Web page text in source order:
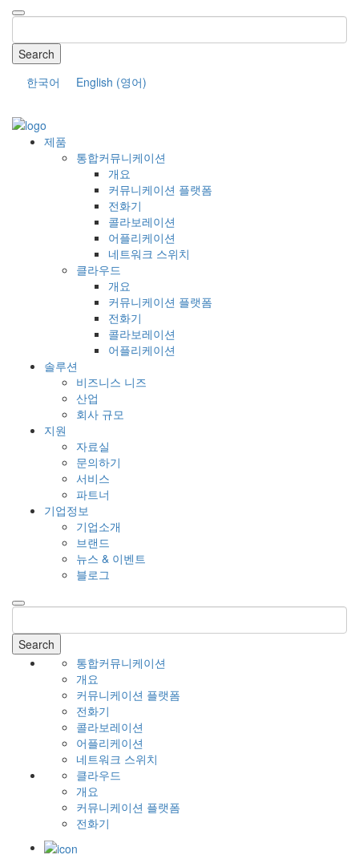
Search
한국어
English (영어)
제품
통합커뮤니케이션
개요
커뮤니케이션 플랫폼
전화기
콜라보레이션
어플리케이션
네트워크 스위치
클라우드
개요
커뮤니케이션 플랫폼
전화기
콜라보레이션
어플리케이션
솔루션
비즈니스 니즈
산업
회사 규모
지원
자료실
문의하기
서비스
파트너
기업정보
기업소개
브랜드
뉴스 & 이벤트
블로그
Search
통합커뮤니케이션
개요
커뮤니케이션 플랫폼
전화기
콜라보레이션
어플리케이션
네트워크 스위치
클라우드
개요
커뮤니케이션 플랫폼
전화기